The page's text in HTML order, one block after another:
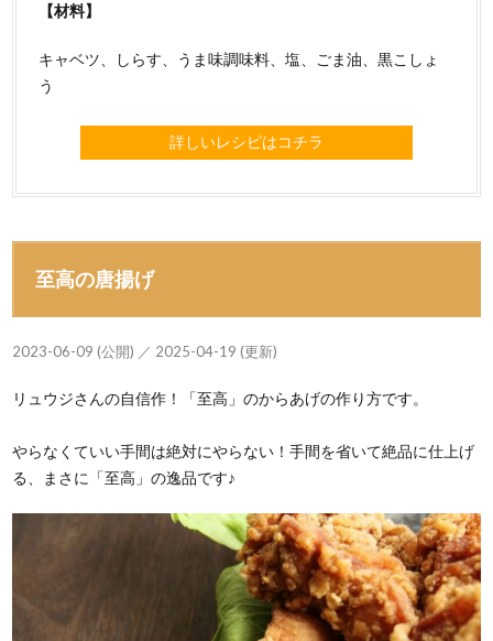
【材料】
キャベツ、しらす、うま味調味料、塩、ごま油、黒こしょ
う
詳しいレシピはコチラ
至高の唐揚げ
2023-06-09 (公開) ／ 2025-04-19 (更新)
リュウジさんの自信作！「至高」のからあげの作り方です。
やらなくていい手間は絶対にやらない！手間を省いて絶品に仕上げ
る、まさに「至高」の逸品です♪